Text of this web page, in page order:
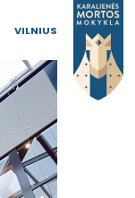
VILNIUS